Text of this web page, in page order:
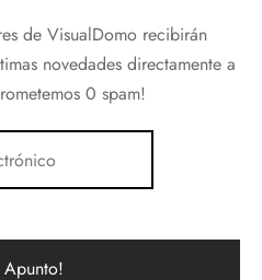
de VisualDomo recibirán
novedades directamente a
0 spam!